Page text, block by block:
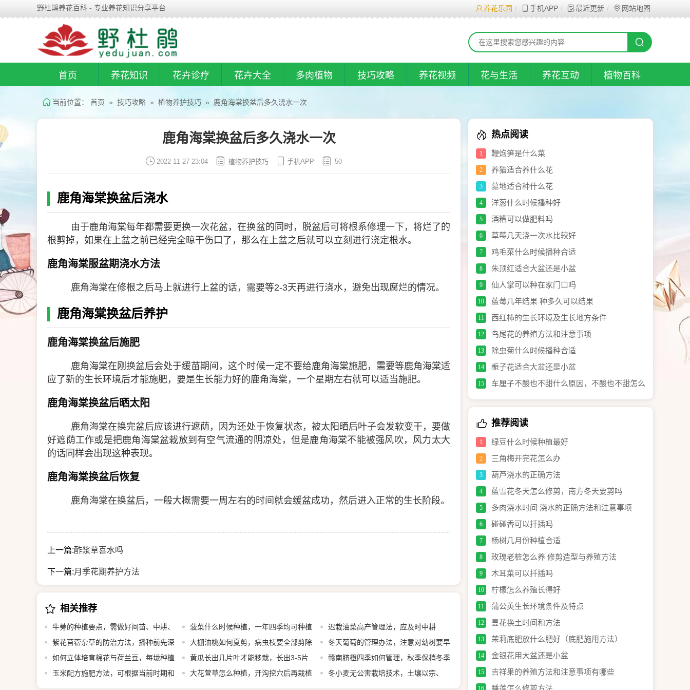
野杜鹃养花百科 - 专业养花知识分享平台 养花乐园 手机APP 最近更新 网站地图
首页 养花知识 花卉诊疗 花卉大全 多肉植物 技巧攻略 养花视频 花与生活 养花互动 植物百科
当前位置： 首页 » 技巧攻略 » 植物养护技巧 » 鹿角海棠换盆后多久浇水一次
鹿角海棠换盆后多久浇水一次
2022-11-27 23:04 植物养护技巧 手机APP 50
鹿角海棠换盆后浇水
由于鹿角海棠每年都需要更换一次花盆，在换盆的同时，脱盆后可将根系修理一下，将烂了的
根剪掉，如果在上盆之前已经完全晾干伤口了，那么在上盆之后就可以立刻进行浇定根水。
鹿角海棠服盆期浇水方法
鹿角海棠在修根之后马上就进行上盆的话，需要等2-3天再进行浇水，避免出现腐烂的情况。
鹿角海棠换盆后养护
鹿角海棠换盆后施肥
鹿角海棠在刚换盆后会处于缓苗期间，这个时候一定不要给鹿角海棠施肥，需要等鹿角海棠适
应了新的生长环境后才能施肥，要是生长能力好的鹿角海棠，一个星期左右就可以适当施肥。
鹿角海棠换盆后晒太阳
鹿角海棠在换完盆后应该进行遮荫，因为还处于恢复状态，被太阳晒后叶子会发软变干，要做
好遮荫工作或是把鹿角海棠盆栽放到有空气流通的阴凉处，但是鹿角海棠不能被强风吹，风力太大
的话同样会出现这种表现。
鹿角海棠换盆后恢复
鹿角海棠在换盆后，一般大概需要一周左右的时间就会缓盆成功，然后进入正常的生长阶段。
上一篇:酢浆草喜水吗
下一篇:月季花期养护方法
相关推荐
牛蒡的种植要点，需做好间苗、中耕、
追肥等工作
菠菜什么时候种植，一年四季均可种植
迟栽油菜高产管理法，应及时中耕
紫花苜蓿杂草的防治方法，播种前先深
翻整地
大棚油桃如何夏剪，病虫枝要全部剪除
冬天葡萄的管理办法，注意对幼树要早
埋防寒土
如何立体培育棉花与荷兰豆，每垅种植
2行棉花、在棉花内侧各种1行荷兰豆
黄瓜长出几片叶才能移栽，长出3-5片
叶即可移栽定植
赣南脐橙四季如何管理，秋季保梢冬季
保叶
玉米配方施肥方法，可根据当前时期和
大花萱草怎么种植，开沟挖穴后再栽植
冬小麦无公害栽培技术，土壤以宗、
热点阅读
1 鞭炮笋是什么菜
2 养猫适合养什么花
3 墓地适合种什么花
4 洋葱什么时候播种好
5 酒糟可以做肥料吗
6 草莓几天浇一次水比较好
7 鸡毛菜什么时候播种合适
8 朱顶红适合大盆还是小盆
9 仙人掌可以种在家门口吗
10 蓝莓几年结果 种多久可以结果
11 西红柿的生长环境及生长地方条件
12 鸟尾花的养殖方法和注意事项
13 除虫菊什么时候播种合适
14 栀子花适合大盆还是小盆
15
车厘子不酸也不甜什么原因，不酸也不甜怎么
办
推荐阅读
1 绿豆什么时候种植最好
2 三角梅开完花怎么办
3 葫芦浇水的正确方法
4 蓝雪花冬天怎么修剪，南方冬天要剪吗
5 多肉浇水时间 浇水的正确方法和注意事项
6 碰碰香可以扦插吗
7 杨树几月份种植合适
8 玫瑰老桩怎么养 修剪造型与养殖方法
9 木耳菜可以扦插吗
10 柠檬怎么养殖长得好
11 蒲公英生长环境条件及特点
12 昙花换土时间和方法
13 茉莉底肥放什么肥好（底肥施用方法）
14 金银花用大盆还是小盆
15 吉祥果的养殖方法和注意事项有哪些
16 睡莲怎么修剪方法